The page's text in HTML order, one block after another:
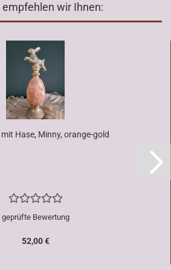
wir Ihnen:
Hase, Minny, orange-gold
geprüfte Bewertung
52,00 €